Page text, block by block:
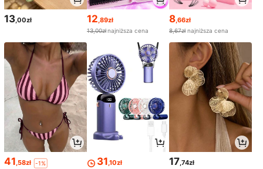
13,00zł 12,89zł
13,00złnajniższa cena
8,66zł
8,67zł najniższa cena
41,58zł
-1%
31,10zł 17,74zł